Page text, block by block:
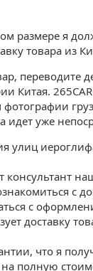
размере я
товара из
переводите
Китая.
идет уже
улиц
консультант
с
с
доставку
что я
на полную